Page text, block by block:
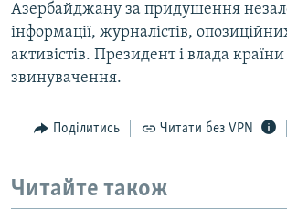
Азербайджану за придушення
інформації, журналістів,
активістів. Президент і влада
звинувачення.
Поділитись Читати без VPN
Читайте також